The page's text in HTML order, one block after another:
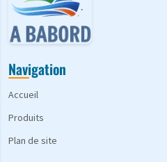
Navigation
Accueil
Produits
Plan de site